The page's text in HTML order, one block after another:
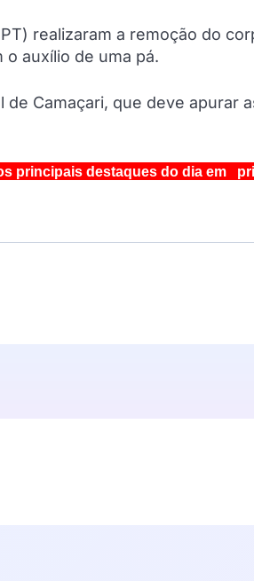
realizaram a remoção do
auxílio de uma pá.
Camaçari, que deve apurar
principais destaques do dia em